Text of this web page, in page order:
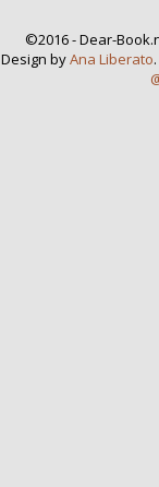
©2016 - Dear-
Design byAna Liberato